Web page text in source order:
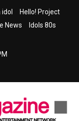
Hello! Project
News
Idols 80s